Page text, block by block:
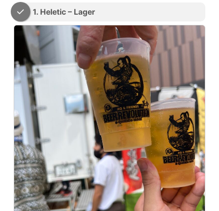
1. Heletic – Lager